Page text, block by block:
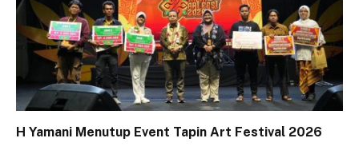
H Yamani Menutup Event Tapin Art Festival 2026